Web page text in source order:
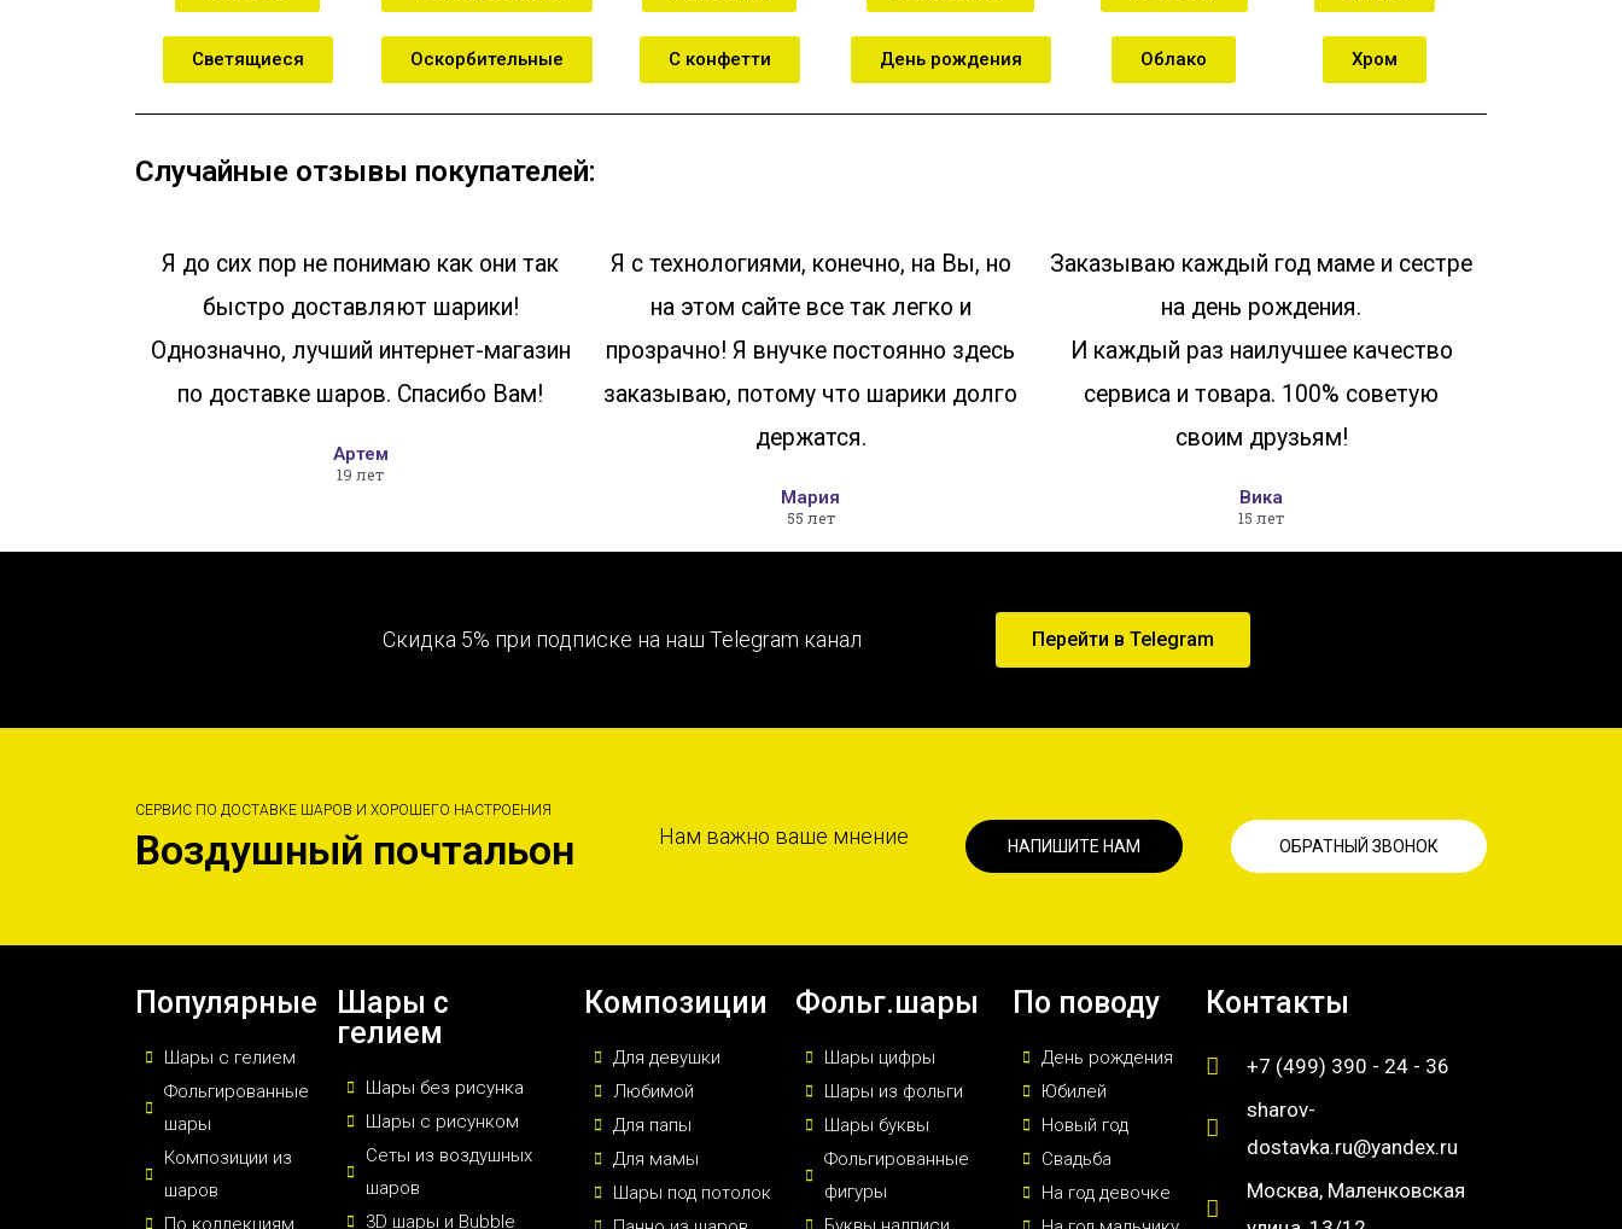
Светящиеся Оскорбительные С конфетти День рождения Облако Хром
Случайные отзывы покупателей:
Я до сих пор не понимаю как они так
быстро доставляют шарики!
Однозначно, лучший интернет-магазин
по доставке шаров. Спасибо Вам!
Артем
19 лет
Я с технологиями, конечно, на Вы, но
на этом сайте все так легко и
прозрачно! Я внучке постоянно здесь
заказываю, потому что шарики долго
держатся.
Мария
55 лет
Заказываю каждый год маме и сестре
на день рождения.
И каждый раз наилучшее качество
сервиса и товара. 100% советую
своим друзьям!
Вика
15 лет
Скидка 5% при подписке на наш Telegram канал Перейти в Telegram
СЕРВИС ПО ДОСТАВКЕ ШАРОВ И ХОРОШЕГО НАСТРОЕНИЯ
Воздушный почтальон Нам важно ваше мнение НАПИШИТЕ НАМ ОБРАТНЫЙ ЗВОНОК
Популярные
Шары с гелием
Фольгированные
шары
Композиции из
шаров
По коллекциям
Шары с
гелием
Шары без рисунка
Шары с рисунком
Сеты из воздушных
шаров
3D шары и Bubble
Композиции
Для девушки
Любимой
Для папы
Для мамы
Шары под потолок
Фольг.шары
Шары цифры
Шары из фольги
Шары буквы
Фольгированные
фигуры
По поводу
День рождения
Юбилей
Новый год
Свадьба
На год девочке
Контакты
+7 (499) 390 - 24 - 36
sharov-
dostavka.ru@yandex.ru
Москва, Маленковская